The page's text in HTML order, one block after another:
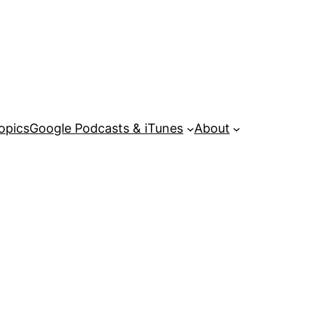
Google Podcasts & iTunes About